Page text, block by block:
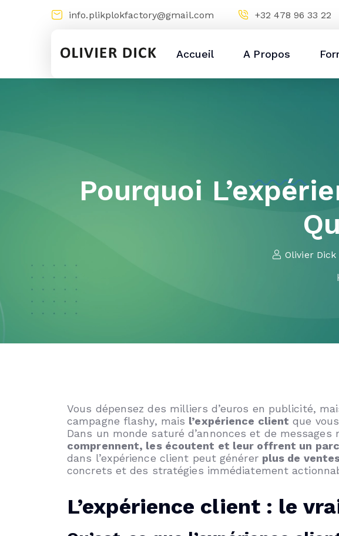
info.plikplokfactory@gmail.com +32 478 96 33 22
Accueil A Propos
Pourquoi
Olivier Dick
Vous dépensez des milliers d’euros en publicité,
campagne flashy, mais l’expérience client que
Dans un monde saturé d’annonces et de
comprennent, les écoutent et leur offrent un
dans l’expérience client peut générer plus de
concrets et des stratégies immédiatement
L’expérience client : le